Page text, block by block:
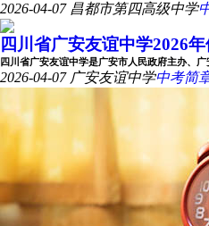
2026-04-07 昌都市第四高级中学
四川省广安友谊中学2026
四川省广安友谊中学是广安市人民政府主办、
2026-04-07 广安友谊中学中考简